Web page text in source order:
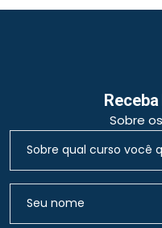
Sobre